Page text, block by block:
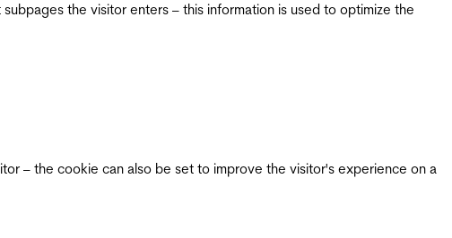
the visitor enters – this information is used to optimize the
– the cookie can also be set to improve the visitor's experience on a